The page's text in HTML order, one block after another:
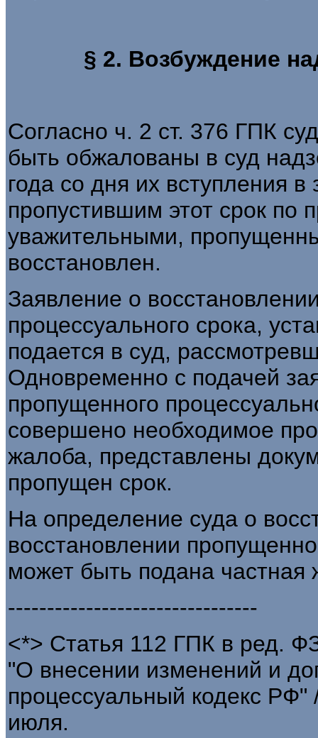
§ 2. Возбуждение
Согласно ч. 2 ст. 376 ГПК
быть обжалованы в суд
года со дня их вступления
пропустившим этот срок по
уважительными,
восстановлен.
Заявление о
процессуального срока,
подается в суд,
Одновременно с подачей
пропущенного
совершено необходимое
жалоба, представлены
пропущен срок.
На определение суда о
восстановлении
может быть подана частная
--------------------------------
<*> Статья 112 ГПК в ред.
"О внесении изменений и
процессуальный кодекс РФ"
июля.